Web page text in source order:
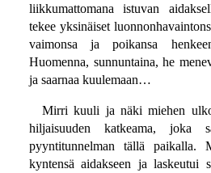
liikkumattomana istuvan
tekee yksinäiset
vaimonsa ja poikansa
Huomenna, sunnuntaina, he
ja saarnaa kuulemaan…
Mirri kuuli ja näki miehen
hiljaisuuden katkeama, joka
pyyntitunnelman tällä paikalla.
kyntensä aidakseen ja laskeutui